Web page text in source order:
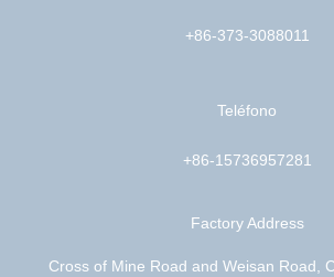
+86-373-3088011
Teléfono
+86-15736957281
Factory Address
Cross of Mine Road and Weisan Road,